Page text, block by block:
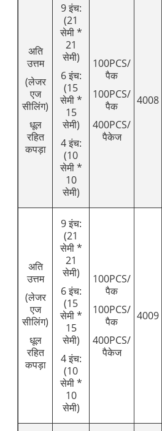
अति
उत्तम
(लेजर
एज
सीलिंग)
धूल
रहित
कपड़ा
9 इंच:
(21
सेमी *
21
सेमी)
6 इंच:
(15
सेमी *
15
सेमी)
4 इंच:
(10
सेमी *
10
सेमी)
100PCS/
पैक
100PCS/
पैक
400PCS/
पैकेज
4008
अति
उत्तम
(लेजर
एज
सीलिंग)
धूल
रहित
कपड़ा
9 इंच:
(21
सेमी *
21
सेमी)
6 इंच:
(15
सेमी *
15
सेमी)
4 इंच:
(10
सेमी *
10
सेमी)
100PCS/
पैक
100PCS/
पैक
400PCS/
पैकेज
4009